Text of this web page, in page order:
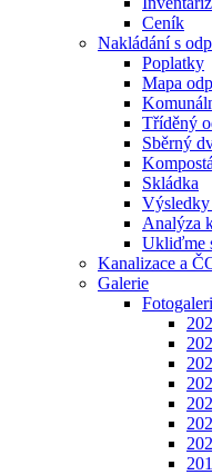
Ceník
Nakládání s
Poplatky
Mapa
Tříděný
Sběrný
Skládka
Výsledky
Analýza
Ukliďme
Kanalizace a
Galerie